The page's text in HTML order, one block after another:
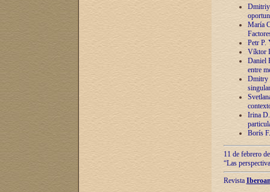
Dmitriy
María
Petr P.
Víktor
Daniel
entre
Dmitry
Irina
Borís
11 de febrero
“Las
Revista